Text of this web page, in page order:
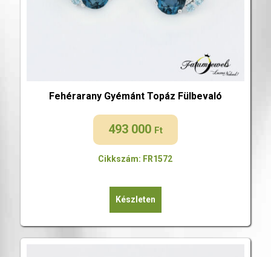
Fehérarany Gyémánt Topáz Fülbevaló
493 000 Ft
Cikkszám: FR1572
Készleten